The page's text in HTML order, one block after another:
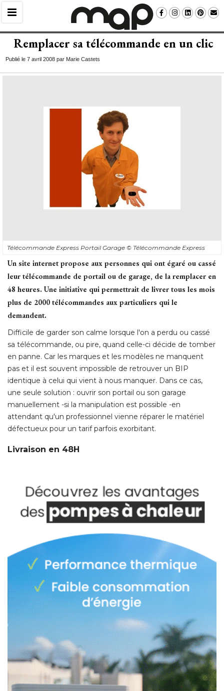
Remplacer sa télécommande en un clic
Publié le 7 avril 2008 par Marie Castets
Télécommande Express Portail Garage © Télécommande Express
Un site internet propose aux personnes qui ont égaré ou cassé
leur télécommande de portail ou de garage, de la remplacer en
48 heures. Une initiative qui permettrait de livrer tous les mois
plus de 2000 télécommandes aux particuliers qui le
demandent.
Difficile de garder son calme lorsque l'on a perdu ou cassé
sa télécommande, ou pire, quand celle-ci décide de tomber
en panne. Car les marques et les modèles ne manquent
pas et il est souvent impossible de retrouver un BIP
identique à celui qui vient à nous manquer. Dans ce cas,
une seule solution : ouvrir son portail ou son garage
manuellement -si la manipulation est possible -en
attendant qu'un professionnel vienne réparer le matériel
défectueux pour un tarif parfois exorbitant.
Livraison en 48H